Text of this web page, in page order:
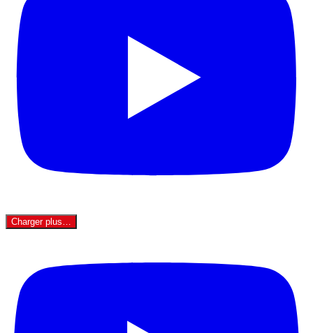
Charger plus…